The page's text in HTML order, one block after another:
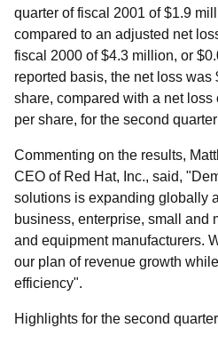
quarter of fiscal 2001 of $1.9
compared to an adjusted net
fiscal 2000 of $4.3 million, or
reported basis, the net loss
share, compared with a net loss
per share, for the second
Commenting on the results,
CEO of Red Hat, Inc., said,
solutions is expanding globally
business, enterprise, small and
and equipment manufacturers.
our plan of revenue growth
efficiency".
Highlights for the second